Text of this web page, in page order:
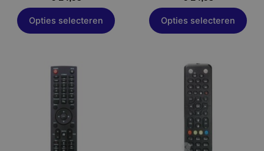
Opties selecteren
productpagina
Opties selecteren
productpagina
Dit
product
heeft
variaties.
Deze
Dit
product
heeft
meerdere
variaties.
Deze